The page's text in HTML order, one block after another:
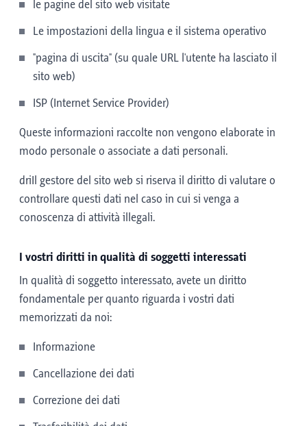
le pagine del sito web visitate
Le impostazioni della lingua e il sistema operativo
"pagina di uscita" (su quale URL l'utente ha lasciato il
sito web)
ISP (Internet Service Provider)
Queste informazioni raccolte non vengono elaborate in
modo personale o associate a dati personali.
driIl gestore del sito web si riserva il diritto di valutare o
controllare questi dati nel caso in cui si venga a
conoscenza di attività illegali.
I vostri diritti in qualità di soggetti interessati
In qualità di soggetto interessato, avete un diritto
fondamentale per quanto riguarda i vostri dati
memorizzati da noi:
Informazione
Cancellazione dei dati
Correzione dei dati